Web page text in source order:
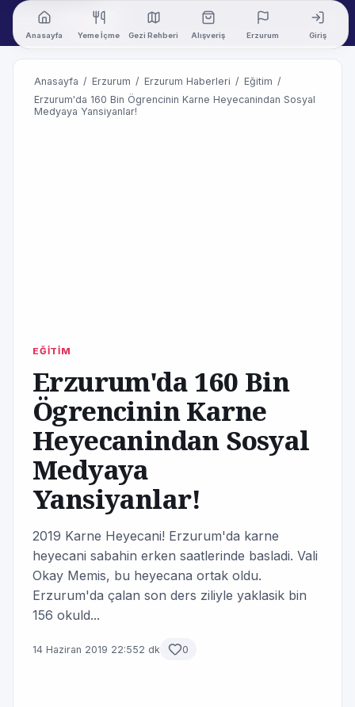
Anasayfa Yeme İçme Gezi Rehberi Alışveriş Erzurum Giriş
Anasayfa / Erzurum / Erzurum Haberleri / Eğitim /
Erzurum'da 160 Bin Ögrencinin Karne Heyecanindan Sosyal
Medyaya Yansiyanlar!
EĞİTİM
Erzurum'da 160 Bin
Ögrencinin Karne
Heyecanindan Sosyal
Medyaya
Yansiyanlar!
2019 Karne Heyecani! Erzurum'da karne
heyecani sabahin erken saatlerinde basladi. Vali
Okay Memis, bu heyecana ortak oldu.
Erzurum'da çalan son ders ziliyle yaklasik bin
156 okuld...
14 Haziran 2019 22:552 dk 0